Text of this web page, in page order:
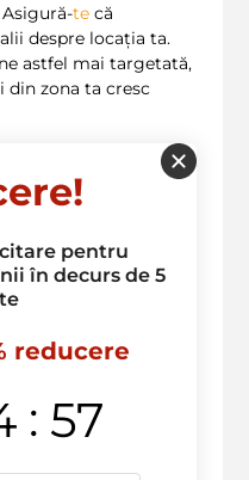
te că
despre locația ta.
astfel mai targetată,
din zona ta cresc
cu alte forme de
Nu doar că ajută
mediului, dar este și
față de
atrage și clienți
pentru
în decurs de 5
reducere
: 56